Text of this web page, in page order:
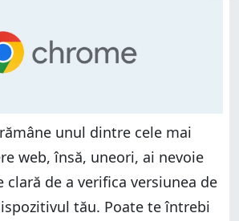
rămâne unul dintre cele mai
web, însă, uneori, ai nevoie
de a verifica versiunea de
tău. Poate te întrebi